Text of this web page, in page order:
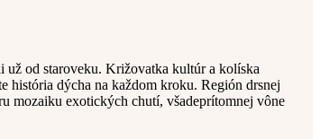
už od staroveku. Križovatka kultúr a kolíska
história dýcha na každom kroku. Región drsnej
mozaiku exotických chutí, všadeprítomnej vône